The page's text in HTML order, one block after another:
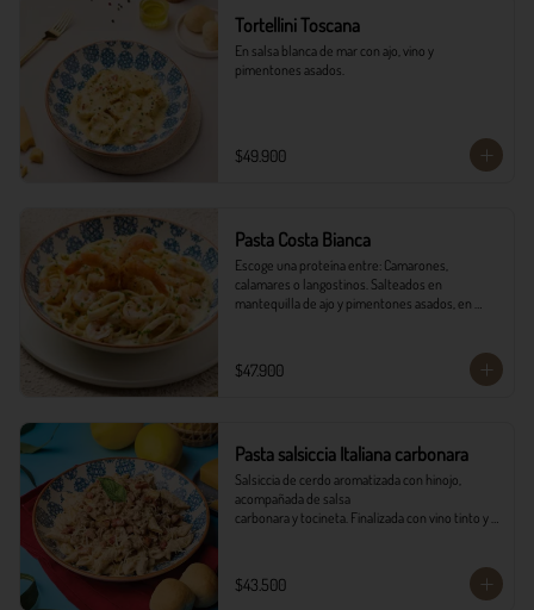
Tortellini Toscana
En salsa blanca de mar con ajo, vino y
pimentones asados.
$49.900
Pasta Costa Bianca
Escoge una proteína entre: Camarones,
calamares o langostinos. Salteados en
mantequilla de ajo y pimentones asados, en
$47.900
Pasta salsiccia Italiana carbonara
Salsiccia de cerdo aromatizada con hinojo,
acompañada de salsa
carbonara y tocineta. Finalizada con vino tinto y
$43.500